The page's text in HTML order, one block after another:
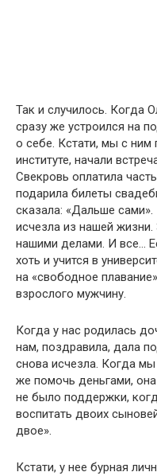
Так и случилось. Когда
сразу же устроился на
о себе. Кстати, мы с ним
институте, начали
Свекровь оплатила
подарила билеты
сказала: «Дальше
исчезла из нашей жизни.
нашими делами. И все…
хоть и учится в
на «свободное
взрослого мужчину.
Когда у нас родилась
нам, поздравила, дала
снова исчезла. Когда
же помочь деньгами,
не было поддержки,
воспитать двоих
двое».
Кстати, у нее бурная